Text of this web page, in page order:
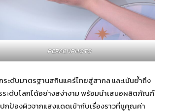
PERACHPHOTO
ะดับมาตรฐานสกินแคร์ไทยสู่สากล และเน้นย้ำถึง
ะดับโลกได้อย่างสง่างาม พร้อมนำเสนอผลิตภัณฑ์
ป้องผิวจากแสงแดดเข้ากับเรื่องราวที่ชูคุณค่า